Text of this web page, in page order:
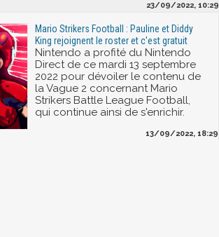
23/09/2022, 10:29
Mario Strikers Football : Pauline et Diddy
King rejoignent le roster et c'est gratuit
Nintendo a profité du Nintendo
Direct de ce mardi 13 septembre
2022 pour dévoiler le contenu de
la Vague 2 concernant Mario
Strikers Battle League Football,
qui continue ainsi de s'enrichir.
13/09/2022, 18:29